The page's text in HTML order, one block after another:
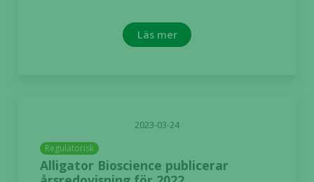
Läs mer
2023-03-24
Regulatorisk
Alligator Bioscience publicerar